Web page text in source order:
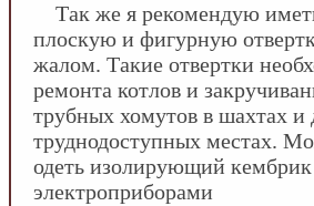
Так же я рекомендую
плоскую и фигурную
жалом. Такие отвертки
ремонта котлов и
трубных хомутов в шахтах и
труднодоступных местах.
одеть изолирующий кембрик
электроприборами